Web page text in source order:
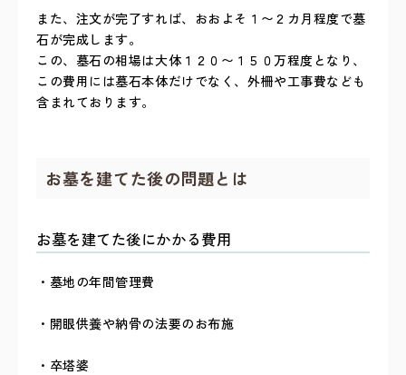
また、注文が完了すれば、おおよそ１〜２カ月程度で墓
石が完成します。
この、墓石の相場は大体１２０〜１５０万程度となり、
この費用には墓石本体だけでなく、外柵や工事費なども
含まれております。
お墓を建てた後の問題とは
お墓を建てた後にかかる費用
・墓地の年間管理費
・開眼供養や納骨の法要のお布施
・卒塔婆